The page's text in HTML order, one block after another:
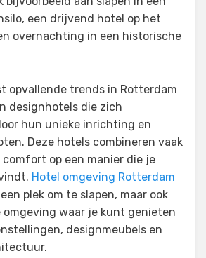
een drijvend hotel op het
overnachting in een historische
opvallende trends in Rotterdam
designhotels die zich
hun unieke inrichting en
Deze hotels combineren vaak
op een manier die je
Hotel omgeving Rotterdam
plek om te slapen, maar ook
omgeving waar je kunt genieten
designmeubels en